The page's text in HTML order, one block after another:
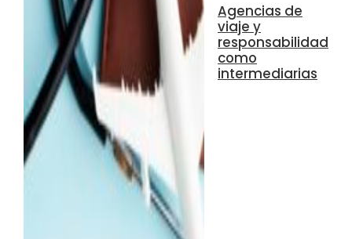
Agencias de
viaje y
responsabilidad
como
intermediarias